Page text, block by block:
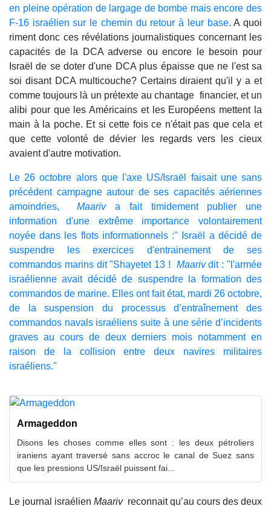
en pleine opération de largage de bombe mais encore des
F-16 israélien sur le chemin du retour à leur base.A quoi
riment donc ces révélations journalistiques concernant les
capacités de la DCA adverse ou encore le besoin pour
Israël de se doter d'une DCA plus épaisse que ne l'est sa
soi disant DCA multicouche? Certains diraient qu'il y a et
comme toujours là un prétexte au chantage financier, et un
alibi pour que les Américains et les Européens mettent la
main à la poche. Et si cette fois ce n'était pas que cela et
que cette volonté de dévier les regards vers les cieux
avaient d'autre motivation.
Le 26 octobre alors que l'axe US/Israël faisait une sans
précédent campagne autour de ses capacités aériennes
amoindries,Maariva fait timidement publier une
information d'une extrême importance volontairement
noyée dans les flots informationnels :" Israël a décidé de
suspendre les exercices d'entrainement de ses
commandos marins dit "Shayetet 13 ! Maarivdit : "l'armée
israélienne avait décidé de suspendre la formation des
commandos de marine. Elles ont fait état, mardi 26 octobre,
de la suspension du processus d’entraînement des
commandos navals israéliens suite à une série d’incidents
graves au cours de deux derniers mois notamment en
raison de la collision entre deux navires militaires
israéliens."
Armageddon
Disons les choses comme elles sont : les deux pétroliers
iraniens ayant traversé sans accroc le canal de Suez sans
que les pressions US/Israël puissent fai...
Le journal israélien Maarivreconnait qu’au cours des deux